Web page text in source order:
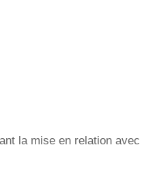
la mise en relation